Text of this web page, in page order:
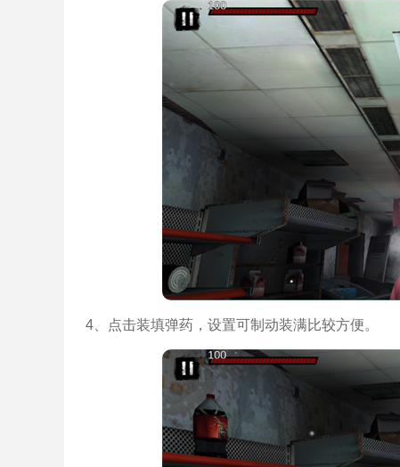
4、点击装填弹药，设置可制动装满比较方便。